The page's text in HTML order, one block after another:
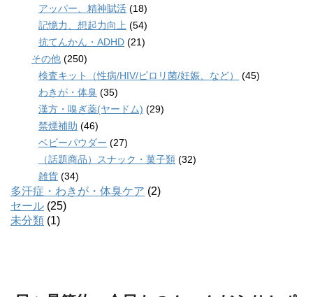
アッパー、精神賦活 (18)
記憶力、想起力向上 (54)
抗てんかん・ADHD (21)
その他 (250)
検査キット（性病/HIV/ピロリ菌/妊娠、など）
(45)
わきが・体臭 (35)
漢方・嗅ぎ薬(ヤードム) (29)
禁煙補助 (46)
ベビーパウダー (27)
（話題商品）スナック・菓子類 (32)
雑貨 (34)
多汗症・わきが・体臭ケア (2)
セール (25)
未分類 (1)